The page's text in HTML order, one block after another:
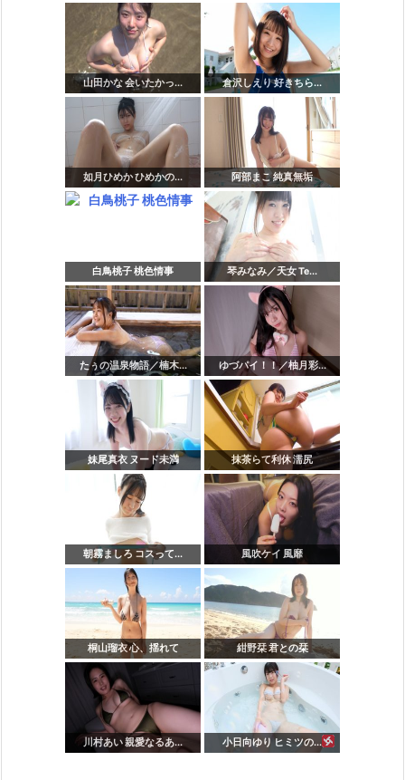
山田かな 会いたかっ... 倉沢しえり 好きちら...
如月ひめか ひめかの... 阿部まこ 純真無垢
白鳥桃子 桃色情事 琴みなみ／天女 Te...
たぅの温泉物語／楠木... ゆづパイ！！／柚月彩...
妹尾真衣 ヌード未満 抹茶らて利休 濡尻
朝霧ましろ コスって... 風吹ケイ 風靡
桐山瑠衣 心、揺れて 紺野栞 君との栞
川村あい 親愛なるあ... 小日向ゆり ヒミツの...